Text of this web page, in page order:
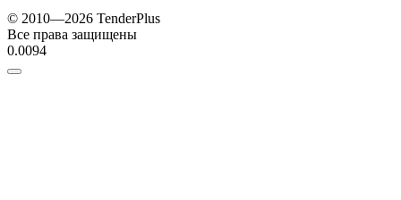
© 2010—2026 TenderPlus
Все права защищены
0.0094